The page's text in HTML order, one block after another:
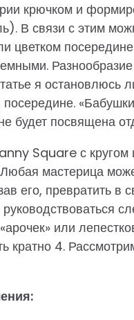
крючком и
В связи с этим
цветком
Разнообразие
я остановлюсь
посередине.
будет посвящена
Square с кругом
мастерица
его, превратить в
или
4.